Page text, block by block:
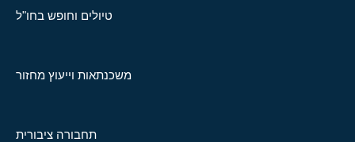
טיולים וחופש בחו"ל
משכנתאות וייעוץ מחזור
תחבורה ציבורית